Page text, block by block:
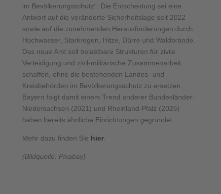
im Bevölkerungsschutz“. Die Entscheidung sei eine
Antwort auf die veränderte Sicherheitslage seit 2022
sowie auf die zunehmenden Herausforderungen durch
Hochwasser, Starkregen, Hitze, Dürre und Waldbrände.
Das neue Amt soll belastbare Strukturen für zivile
Verteidigung und zivil-militärische Zusammenarbeit
schaffen, ohne die bestehenden Landes- und
Kreisbehörden im Bevölkerungsschutz zu ersetzen.
Bayern folgt damit einem Trend anderer Bundesländer:
Niedersachsen (2021) und Rheinland-Pfalz (2025)
haben bereits ähnliche Einrichtungen gegründet.
Mehr dazu finden Sie hier.
(Bildquelle: Pixabay)